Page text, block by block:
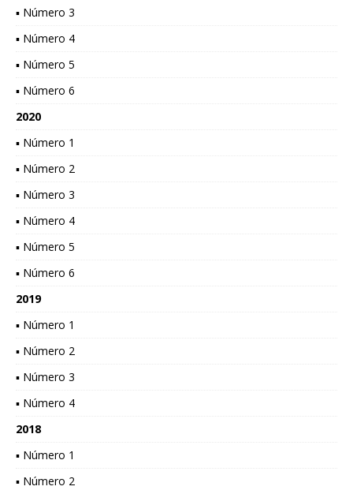
▪ Número 3
▪ Número 4
▪ Número 5
▪ Número 6
2020
▪ Número 1
▪ Número 2
▪ Número 3
▪ Número 4
▪ Número 5
▪ Número 6
2019
▪ Número 1
▪ Número 2
▪ Número 3
▪ Número 4
2018
▪ Número 1
▪ Número 2